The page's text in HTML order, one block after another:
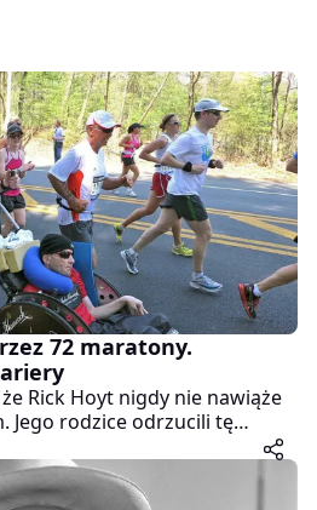
72 maratony.
Rick Hoyt nigdy nie nawiąże
Jego rodzice odrzucili tę
później ojciec zaczął pchać